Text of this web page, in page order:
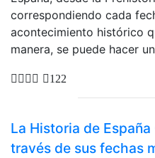
correspondiendo cada
acontecimiento histórico
manera, se puede hacer
122
La Historia de
través de sus fechas